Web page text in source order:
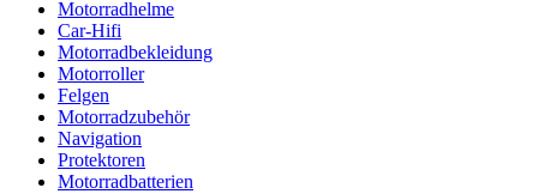
Motorradhelme
Car-Hifi
Motorradbekleidung
Motorroller
Felgen
Motorradzubehör
Navigation
Protektoren
Motorradbatterien